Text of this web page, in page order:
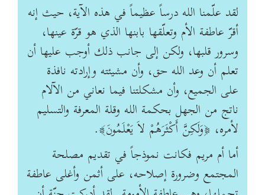
لقد علّمنا الله درساً عظيماً في هذه الآية، حيث إنه
أقرّ عاطفة الأم وتعلّقها بابنها الذي هو قرّة عينها،
وسرور قلبها، ولكن إلى جانب ذلك أوجب عليها أن
تعلم أن وعد الله حق، وأن مشيئته وإرادته نافذة
على الجميع، وأن مشكلتنا فيما نعاني من الآلام
ناتج من الجهل بحكمة الله وقلة المعرفة والتسليم
لأمره، ﴿وَلَكِنَّ أَكْثَرَهُمْ لاَ يَعْلَمُونَ﴾.
أما أم مريم فكانت نموذجاً في تقديم مصلحة
المجتمع وضرورة إصلاحه، على أثمن وأغلى عاطفة